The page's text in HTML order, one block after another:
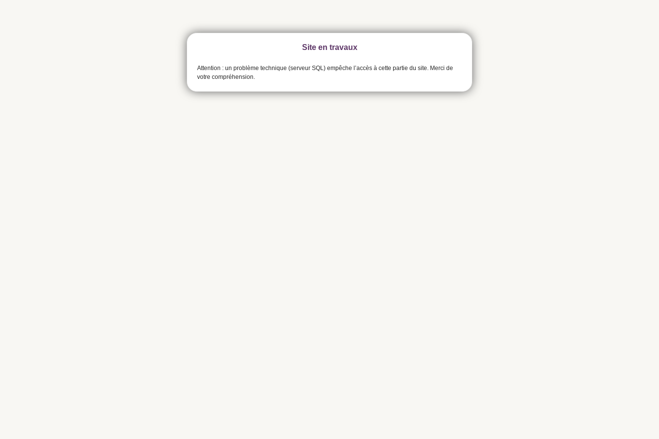
Site en travaux
Attention : un problème technique (serveur SQL) empêche l’accès à cette partie du site. Merci de
votre compréhension.